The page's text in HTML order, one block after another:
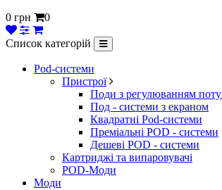
0 грн
0
Список категорій
Pod-системи
Пристрої
Поди з регулюванням
Под - системи з екраном
Квадратні Pod-системи
Преміальні POD - системи
Дешеві POD - системи
Картриджі та випаровувачі
POD-Моди
Моди